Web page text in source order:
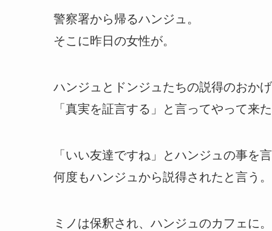
警察署から帰るハンジュ。
そこに昨日の女性が。
ハンジュとドンジュたちの説得のおか
「真実を証言する」と言ってやって来
「いい友達ですね」とハンジュの事を
何度もハンジュから説得されたと言う。
ミノは保釈され、ハンジュのカフェに。